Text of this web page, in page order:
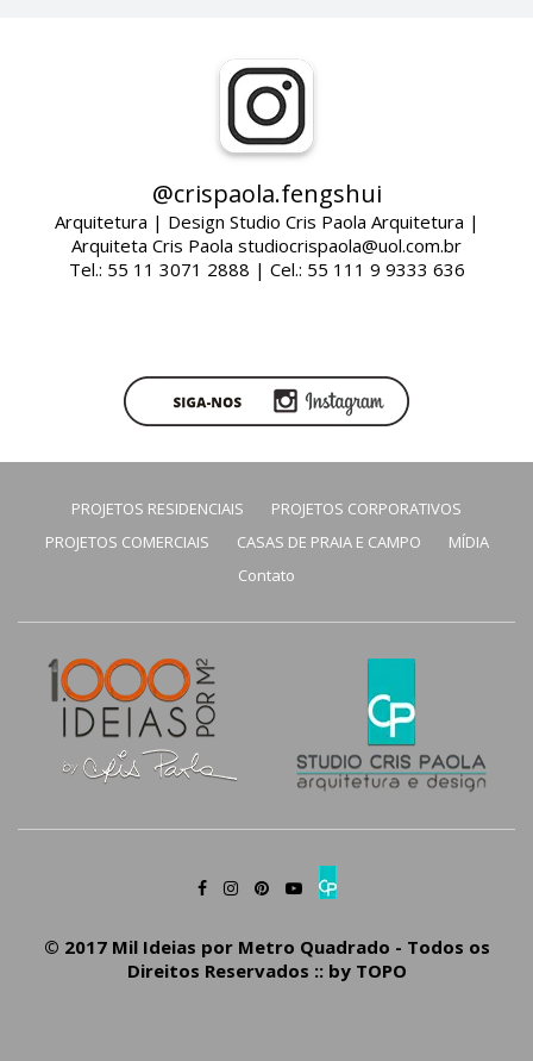
@crispaola.fengshui
Arquitetura | Design Studio Cris Paola Arquitetura |
Arquiteta Cris Paola studiocrispaola@uol.com.br
Tel.: 55 11 3071 2888 | Cel.: 55 111 9 9333 636
PROJETOS RESIDENCIAIS
PROJETOS CORPORATIVOS
PROJETOS COMERCIAIS
CASAS DE PRAIA E CAMPO
MÍDIA
Contato
© 2017 Mil Ideias por Metro Quadrado - Todos os
Direitos Reservados :: by TOPO